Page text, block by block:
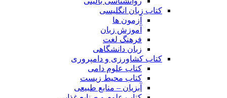
کتاب زبان انگلیسی
آزمون ها
آموزش زبان
فرهنگ لغت
زبان دانشگاهی
کتاب کشاورزی و دامپروری
کتاب علوم دامی
کتاب محیط زیست
آبزیان – منابع طبیعی